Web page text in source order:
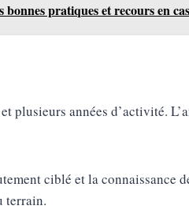
pratiques et recours en
années d’activité.
ciblé et la connaissance
terrain.